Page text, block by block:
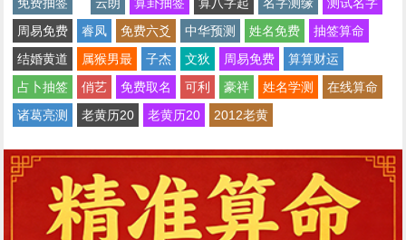
周易免费
睿凤 免费六爻 中华预测 姓名免费
抽签算命
结婚黄道
属猴男最 子杰 文狄 周易免费
算算财运
占卜抽签
俏艺 免费取名 可利 豪祥 姓名学测
在线算命
诸葛亮测
老黄历20 老黄历20 2012老黄